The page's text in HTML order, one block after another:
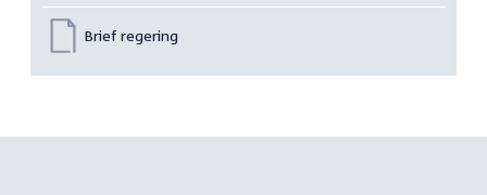
Brief regering